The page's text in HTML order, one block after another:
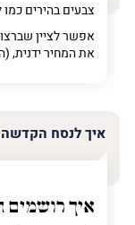
צבעים בהירים כמו לבן וקרם
אפשר לציין
את המחיר ידנית,
איך לנסח הקדשה
איך רושמים